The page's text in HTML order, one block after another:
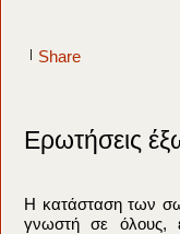
Share
Ερωτήσεις
Η κατάσταση των
γνωστή σε όλους,